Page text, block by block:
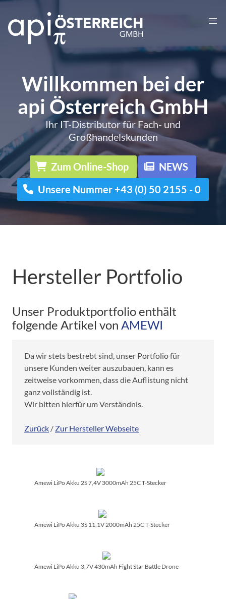
Willkommen bei der
api Österreich GmbH
Ihr IT-Distributor für Fach- und
Großhandelskunden
Zum Online-Shop
NEWS
Unsere Nummer +43 (0) 50 2155 - 0
Hersteller Portfolio
Unser Produktportfolio enthält
folgende Artikel von AMEWI
Da wir stets bestrebt sind, unser Portfolio für
unsere Kunden weiter auszubauen, kann es
zeitweise vorkommen, dass die Auflistung nicht
ganz vollständig ist.
Wir bitten hierfür um Verständnis.
Zurück / Zur Hersteller Webseite
Amewi LiPo Akku 2S 7,4V 3000mAh 25C T-Stecker
Amewi LiPo Akku 3S 11,1V 2000mAh 25C T-Stecker
Amewi LiPo Akku 3,7V 430mAh Fight Star Battle Drone